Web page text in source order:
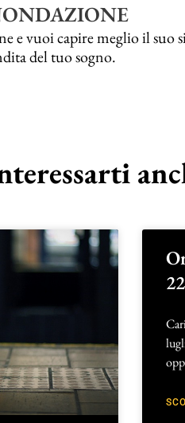
e vuoi capire meglio il
del tuo sogno.